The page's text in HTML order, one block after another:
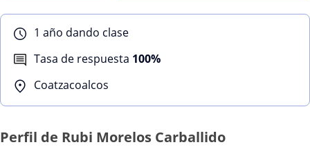
1 año dando clase
Tasa de respuesta 100%
Coatzacoalcos
Perfil de Rubi Morelos Carballido